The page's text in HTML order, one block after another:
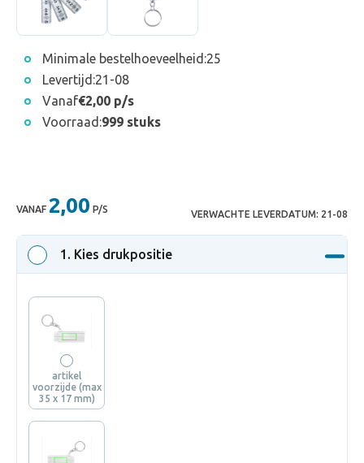
Minimale bestelhoeveelheid:25
Levertijd:21-08
Vanaf€2,00 p/s
Voorraad:999 stuks
VANAF 2,00 P/S VERWACHTE LEVERDATUM: 21-08
1 . Kies drukpositie
artikel
voorzijde (max
35 x 17 mm)